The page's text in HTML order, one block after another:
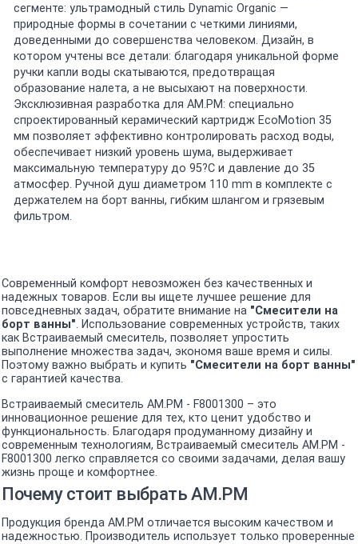
сегменте: ультрамодный стиль Dynamic Organic —
природные формы в сочетании с четкими линиями,
доведенными до совершенства человеком. Дизайн, в
котором учтены все детали: благодаря уникальной форме
ручки капли воды скатываются, предотвращая
образование налета, а не высыхают на поверхности.
Эксклюзивная разработка для АМ.РМ: специально
спроектированный керамический картридж EcoMotion 35
мм позволяет эффективно контролировать расход воды,
обеспечивает низкий уровень шума, выдерживает
максимальную температуру до 95?С и давление до 35
атмосфер. Ручной душ диаметром 110 mm в комплекте с
держателем на борт ванны, гибким шлангом и грязевым
фильтром.
Современный комфорт невозможен без качественных и
надежных товаров. Если вы ищете лучшее решение для
повседневных задач, обратите внимание на "Смесители на
борт ванны". Использование современных устройств, таких
как Встраиваемый смеситель, позволяет упростить
выполнение множества задач, экономя ваше время и силы.
Поэтому важно выбрать и купить "Смесители на борт ванны"
с гарантией качества.
Встраиваемый смеситель AM.PM - F8001300 – это
инновационное решение для тех, кто ценит удобство и
функциональность. Благодаря продуманному дизайну и
современным технологиям, Встраиваемый смеситель AM.PM -
F8001300 легко справляется со своими задачами, делая вашу
жизнь проще и комфортнее.
Почему стоит выбрать AM.PM
Продукция бренда AM.PM отличается высоким качеством и
надежностью. Производитель использует только проверенные